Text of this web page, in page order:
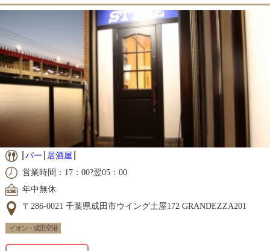
バー
居酒屋
営業時間：17：00?翌05：00
年中無休
〒286-0021 千葉県成田市ウイング土屋172 GRANDEZZA201
イオン・成田空港